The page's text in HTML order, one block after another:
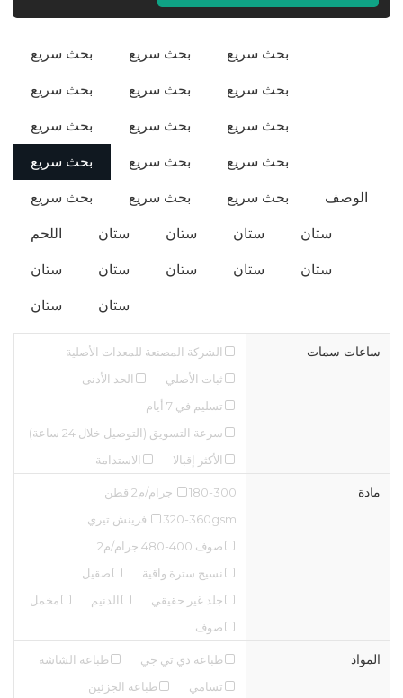
بحث سريع بحث سريع بحث سريع
بحث سريع بحث سريع بحث سريع
بحث سريع بحث سريع بحث سريع
بحث سريع بحث سريع بحث سريع
بحث سريع بحث سريع بحث سريع الوصف
اللحم ستان ستان ستان ستان
ستان ستان ستان ستان ستان
ستان ستان
ساعات سمات
الشركة المصنعة للمعدات الأصلية
ثبات الأصلي
الحد الأدنى
تسليم في 7 أيام
سرعة التسويق (التوصيل خلال 24 ساعة)
الأكثر إقبالا
الاستدامة
مادة
180-300 جرام/م2 قطن
320-360gsm فرينش تيري
صوف 400-480 جرام/م2
نسيج سترة واقية
صقيل
جلد غير حقيقي
الدنيم
مخمل
صوف
المواد طباعة دي تي جي
طباعة الشاشة
تسامي
طباعة الجزئين